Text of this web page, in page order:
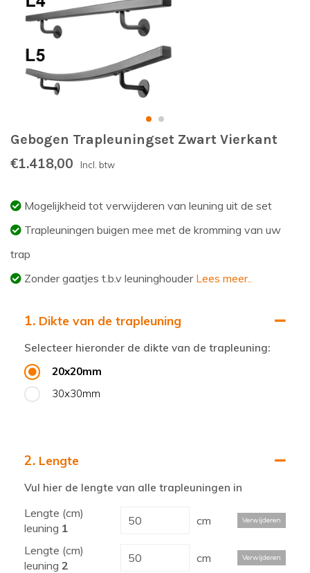
Gebogen Trapleuningset Zwart Vierkant
€1.418,00 Incl. btw
Mogelijkheid tot verwijderen van leuning uit de set
Trapleuningen buigen mee met de kromming van uw
trap
Zonder gaatjes t.b.v leuninghouder Lees meer..
1. Dikte van de trapleuning
Selecteer hieronder de dikte van de trapleuning:
20x20mm
30x30mm
2. Lengte
Vul hier de lengte van alle trapleuningen in
Lengte (cm)
leuning 1
cm Verwijderen
Lengte (cm)
leuning 2
cm Verwijderen